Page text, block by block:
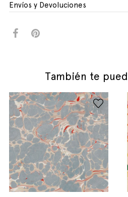
Envíos y Devoluciones
También te